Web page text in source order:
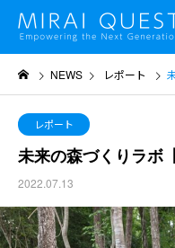
NEWS レポート
レポート
未来の森づくりラボ
2022.07.13